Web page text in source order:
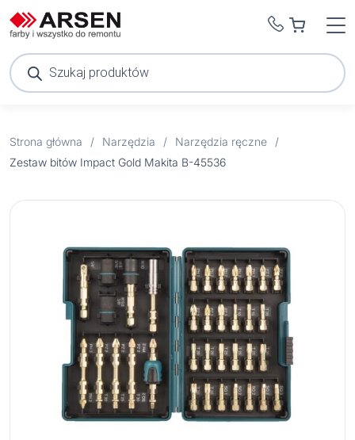
Wyszukiwarka
produktów
Strona główna / Narzędzia / Narzędzia ręczne
/
Zestaw bitów Impact Gold Makita B-45536